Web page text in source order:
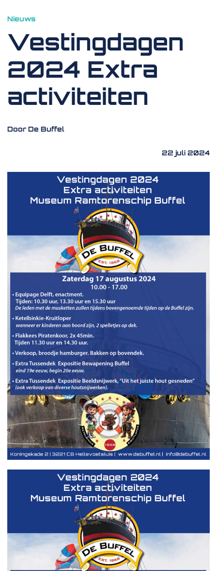
Nieuws
Vestingdagen
2024 Extra
activiteiten
Door De Buffel
22 juli 2024